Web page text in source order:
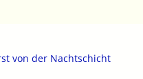
von der Nachtschicht